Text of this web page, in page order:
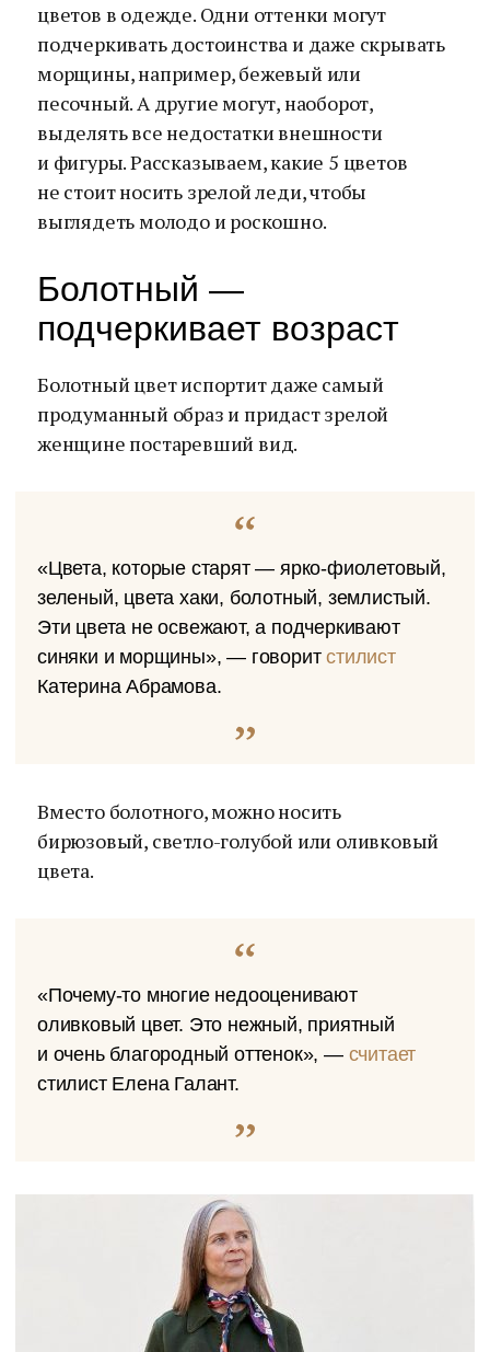
цветов в одежде. Одни оттенки могут
подчеркивать достоинства и даже скрывать
морщины, например, бежевый или
песочный. А другие могут, наоборот,
выделять все недостатки внешности
и фигуры. Рассказываем, какие 5 цветов
не стоит носить зрелой леди, чтобы
выглядеть молодо и роскошно.
Болотный —
подчеркивает возраст
Болотный цвет испортит даже самый
продуманный образ и придаст зрелой
женщине постаревший вид.
«Цвета, которые старят — ярко-фиолетовый,
зеленый, цвета хаки, болотный, землистый.
Эти цвета не освежают, а подчеркивают
синяки и морщины», — говоритстилист
Катерина Абрамова.
Вместо болотного, можно носить
бирюзовый, светло-голубой или оливковый
цвета.
«Почему-то многие недооценивают
оливковый цвет. Это нежный, приятный
и очень благородный оттенок», — считает
стилист Елена Галант.